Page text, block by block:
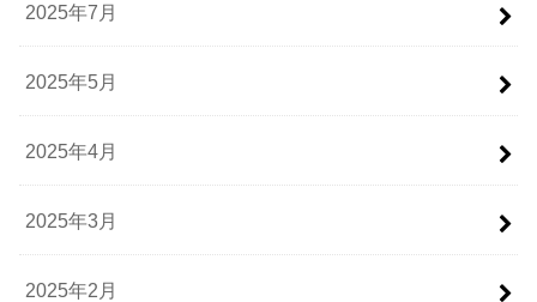
2025年7月
2025年5月
2025年4月
2025年3月
2025年2月